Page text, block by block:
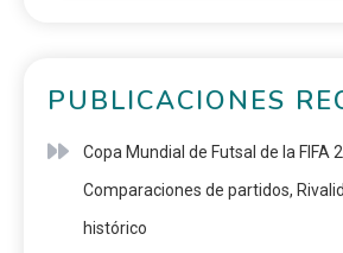
PUBLICACIONES
Copa Mundial de Futsal de la FIFA
Comparaciones de partidos,
histórico